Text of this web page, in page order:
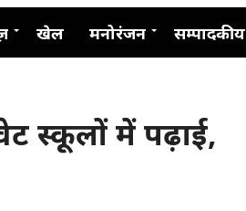
खेल मनोरंजन सम्पादकीय
स्कूलों में पढ़ाई,